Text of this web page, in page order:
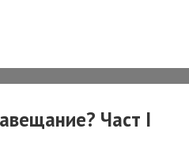
Част I